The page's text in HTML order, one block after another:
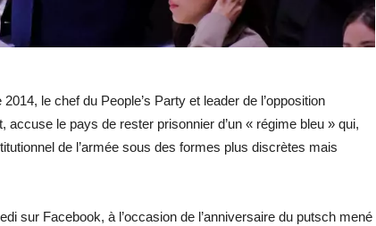
le chef du People’s Party et leader de l’opposition
le pays de rester prisonnier d’un « régime bleu » qui,
de l’armée sous des formes plus discrètes mais
sur Facebook, à l’occasion de l’anniversaire du putsch mené